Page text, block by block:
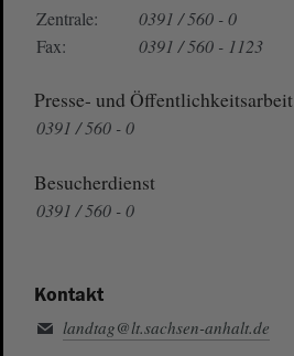
Zentrale:
0391 / 560 - 0
Fax:
0391 / 560 - 1123
Presse- und Öffentlichkeitsarbeit
0391 / 560 - 0
Besucherdienst
0391 / 560 - 0
Kontakt
landtag@lt.sachsen-anhalt.de